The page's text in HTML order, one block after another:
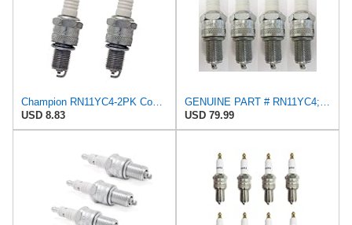
Champion RN11YC4-2PK Copper Plus Spark Plug Stock # 322 (2 Pack)
USD 8.83
USD 79.99